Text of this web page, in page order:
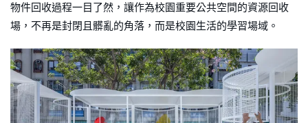
物件回收過程一目了然，讓作為校園重要公共空間的資源回收
場，不再是封閉且髒亂的角落，而是校園生活的學習場域。